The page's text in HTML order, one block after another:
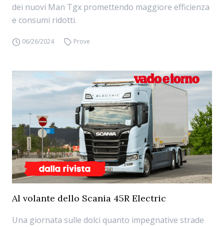
dei nuovi Man Tgx promettendo maggiore efficienza
e consumi ridotti.
06/26/2024 Prove
Al volante dello Scania 45R Electric
Una giornata sulle dolci quanto impegnative strade